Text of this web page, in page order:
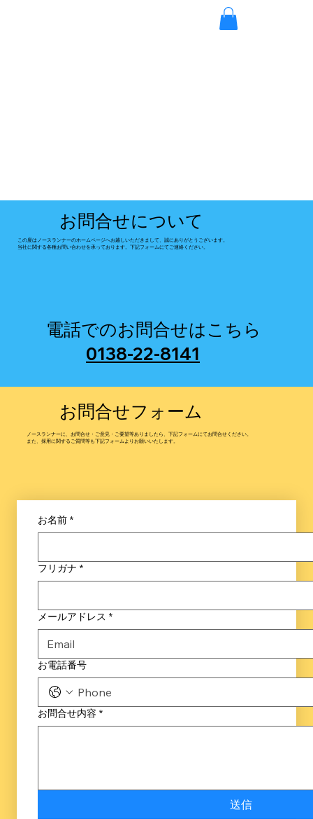
0138-22-8141
お問合せについて
この度はノースランナーのホームページへお越しいただきまして、誠にありがとうございます。
当社に関する各種お問い合わせを承っております。下記フォームにてご連絡ください。
電話でのお問合せはこちら
お名前 *
フリガナ *
メールアドレス *
お電話番号
お問合せ内容 *
送信
お問合せフォーム
​ノースランナーに、お問合せ・ご意見・ご要望等ありましたら、下記フォームにてお問合せください。
​また、採用に関するご質問等も下記フォームよりお願いいたします。